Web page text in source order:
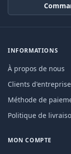
INFORMATIONS
À propos de nous
Clients d'entreprise
Méthode de
Politique de
MON COMPTE